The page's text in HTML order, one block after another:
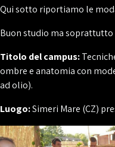
Qui sotto riportiamo le
Buon studio ma soprattutto
Titolo del campus:
ombre e anatomia con
ad olio).
Luogo:Simeri Mare (CZ)